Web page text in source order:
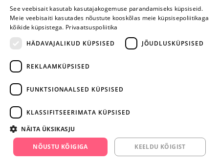
facebook.com/yesyes.ee
Instagram/yesyes.ee
See veebisait kasutab kasutajakogemuse parandamiseks küpsiseid.
Meie veebisaiti kasutades nõustute kooskõlas meie küpsisepoliitikaga
kõikide küpsistega. Privaatsuspoliitika
HÄDAVAJALIKUD KÜPSISED
JÕUDLUSKÜPSISED
REKLAAMKÜPSISED
FUNKTSIONAALSED KÜPSISED
KLASSIFITSEERIMATA KÜPSISED
NÄITA ÜKSIKASJU
NÕUSTU KÕIGIGA KEELDU KÕIGIST